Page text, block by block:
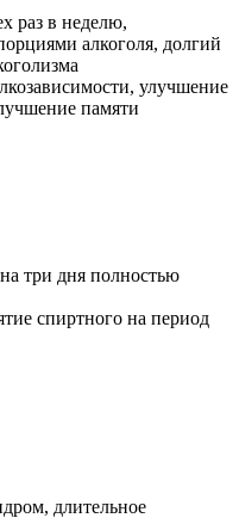
раз в неделю,
алкоголя, долгий
улучшение
памяти
три дня полностью
спиртного на период
длительное